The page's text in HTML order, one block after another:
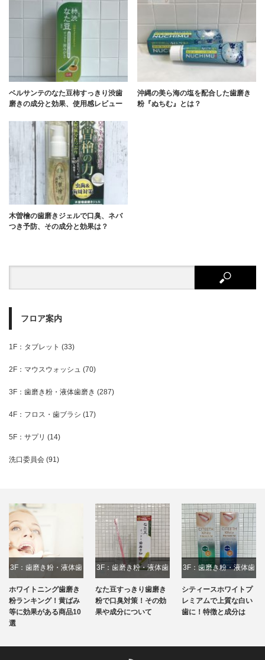
ベルサンテのなた豆柿すっきり渋歯
磨きの成分と効果、使用感レビュー
沖縄の美ら海の塩を配合した歯磨き
粉『ぬちむ』とは？
木曽檜の歯磨きジェルで口臭、ネバ
つき予防、その成分と効果は？
フロア案内
1F：タブレット (33)
2F：マウスウォッシュ (70)
3F：歯磨き粉・液体歯磨き (287)
4F：フロス・歯ブラシ (17)
5F：サプリ (14)
洗口委員会 (91)
3F：歯磨き粉・液体歯
磨き
ホワイトニング歯磨き
粉ランキング！黄ばみ
等に効果がある商品10
選
3F：歯磨き粉・液体歯
磨き
なた豆すっきり歯磨き
粉で口臭対策！その効
果や成分について
3F：歯磨き粉・液体歯
磨き
シティースホワイトプ
レミアムで上質な白い
歯に！特徴と成分は